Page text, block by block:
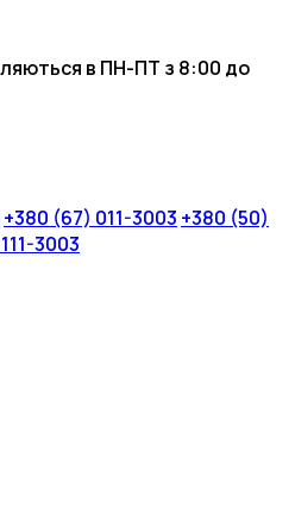
в ПН-ПТ з 8:00 до
+380 (67) 011-3003 +380 (50)
3003